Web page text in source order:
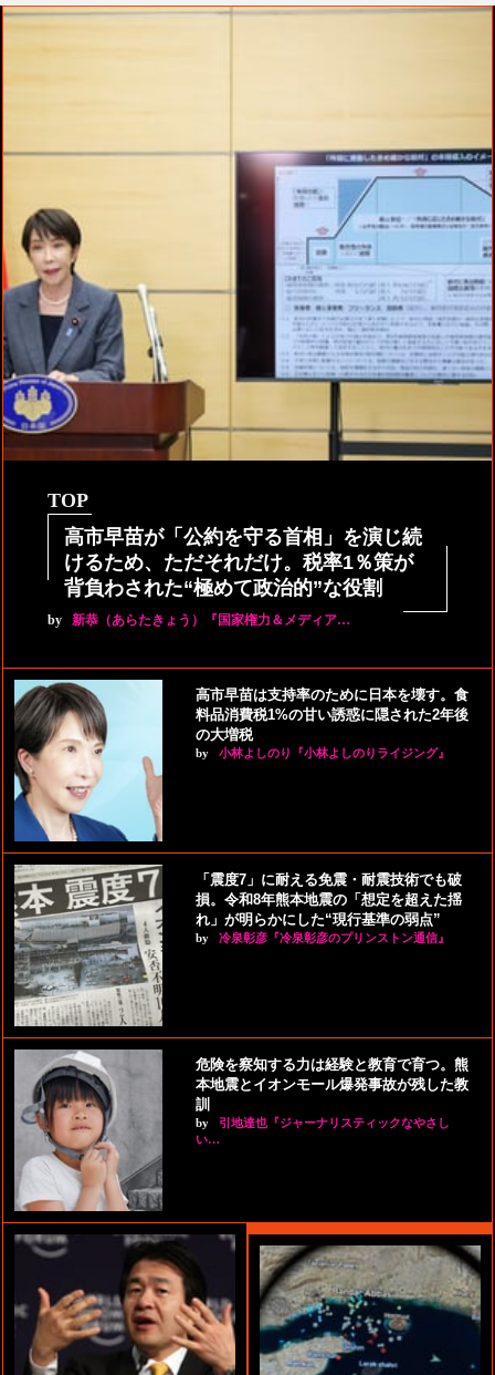
TOP
高市早苗が「公約を守る首相」を演じ続
けるため、ただそれだけ。税率1％策が
背負わされた“極めて政治的”な役割
by 新恭（あらたきょう）『国家権力＆メディア…
高市早苗は支持率のために日本を壊す。食
料品消費税1%の甘い誘惑に隠された2年後
の大増税
by 小林よしのり『小林よしのりライジング』
「震度7」に耐える免震・耐震技術でも破
損。令和8年熊本地震の「想定を超えた揺
れ」が明らかにした“現行基準の弱点”
by 冷泉彰彦『冷泉彰彦のプリンストン通信』
危険を察知する力は経験と教育で育つ。熊
本地震とイオンモール爆発事故が残した教
訓
by
引地達也『ジャーナリスティックなやさし
い…